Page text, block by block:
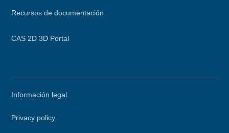
Recursos de documentación
CAS 2D 3D Portal
Información legal
Privacy policy